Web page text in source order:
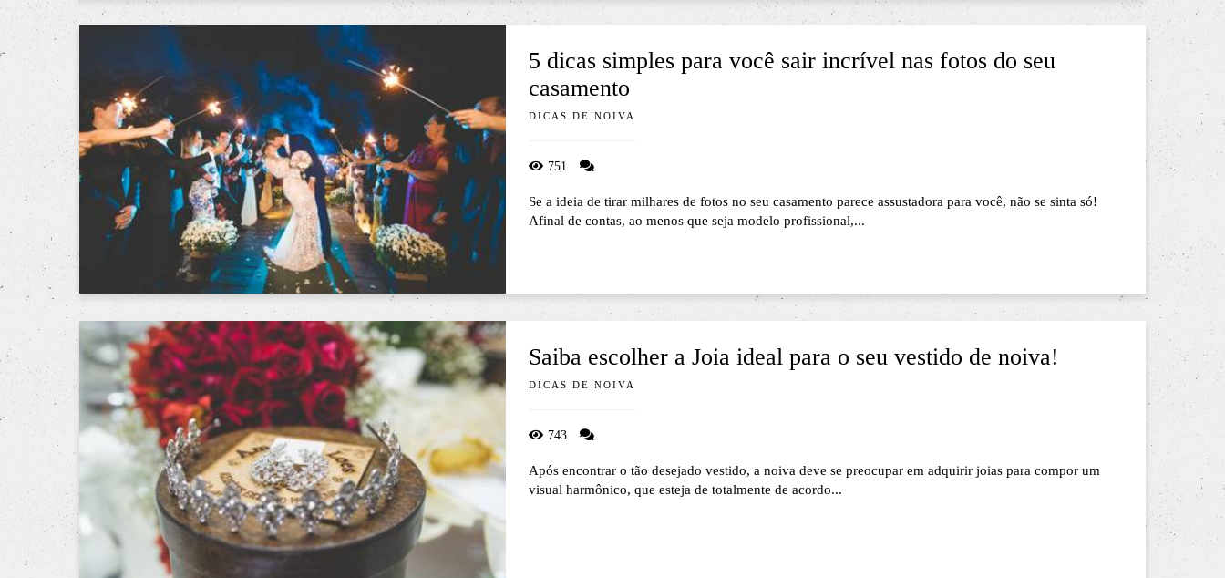
5 dicas simples para você sair incrível nas fotos do seu
casamento
DICAS DE NOIVA
751
Se a ideia de tirar milhares de fotos no seu casamento parece assustadora para você, não se sinta só!
Afinal de contas, ao menos que seja modelo profissional,...
Saiba escolher a Joia ideal para o seu vestido de noiva!
DICAS DE NOIVA
743
Após encontrar o tão desejado vestido, a noiva deve se preocupar em adquirir joias para compor um
visual harmônico, que esteja de totalmente de acordo...